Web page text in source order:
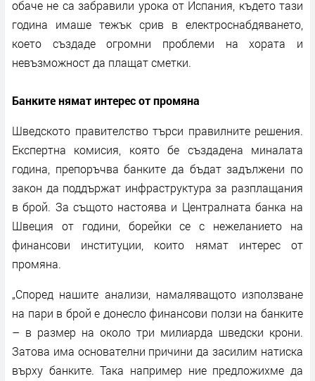
обаче не са забравили урока от Испания, където тази
година имаше тежък срив в електроснабдяването,
което създаде огромни проблеми на хората и
невъзможност да плащат сметки.
Банките нямат интерес от промяна
Шведското правителство търси правилните решения.
Експертна комисия, която бе създадена миналата
година, препоръчва банките да бъдат задължени по
закон да поддържат инфраструктура за разплащания
в брой. За същото настоява и Централната банка на
Швеция от години, борейки се с нежеланието на
финансови институции, които нямат интерес от
промяна.
„Според нашите анализи, намаляващото използване
на пари в брой е донесло финансови ползи на банките
– в размер на около три милиарда шведски крони.
Затова има основателни причини да засилим натиска
върху банките. Така например ние предложихме да